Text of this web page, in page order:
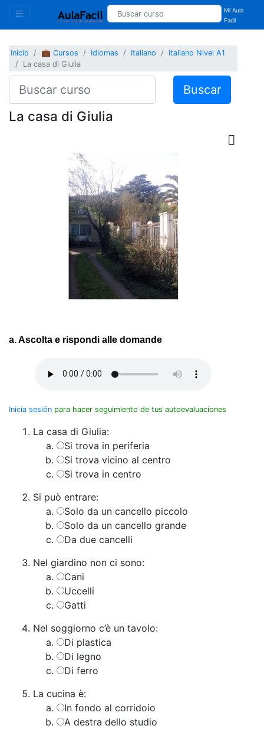
Mi Aula
Facil
Inicio 💼 Cursos Idiomas Italiano
Italiano Nivel A1
La casa di Giulia
Buscar
La casa di Giulia
a. Ascolta e rispondi alle domande
Inicia sesión para hacer seguimiento de tus autoevaluaciones
La casa di Giulia:
Si trova in periferia
Si trova vicino al centro
Si trova in centro
Si può entrare:
Solo da un cancello piccolo
Solo da un cancello grande
Da due cancelli
Nel giardino non ci sono:
Cani
Uccelli
​Gatti
Nel soggiorno c’è un tavolo:
Di plastica
Di legno
Di ferro
La cucina è:
In fondo al corridoio
A destra dello studio